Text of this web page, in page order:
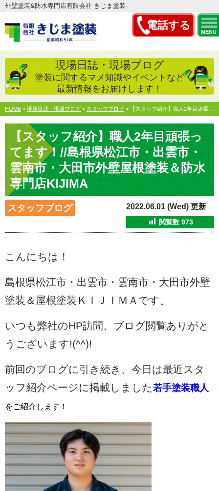
電話する
MENU
外壁塗装&防水専門店有限会社 きじま塗装
現場日誌・現場ブログ
塗装に関するマメ知識やイベントなど
最新情報をお届けします！
HOME > 現場日誌・現場ブログ > スタッフブログ > 【スタッフ紹介】職人2年目頑張ってます！//島根県松江市・…
【スタッフ紹介】職人2年目頑張っ
てます！//島根県松江市・出雲市・
雲南市・大田市外壁屋根塗装＆防水
専門店KIJIMA
スタッフブログ 2022.06.01 (Wed) 更新
閲覧数 973
こんにちは！
島根県松江市・出雲市・雲南市・大田市外壁
塗装＆屋根塗装ＫＩＪＩＭＡです。
いつも弊社のHP訪問、ブログ閲覧ありがと
うございます!(^^)!
前回のブログに引き続き、今日は最近スタ
ッフ紹介ページに掲載しました若手塗装職人
をご紹介します！